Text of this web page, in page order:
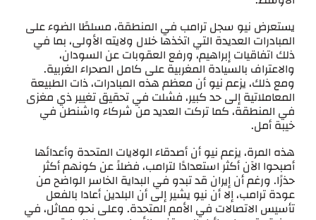
يستعرض نيو سجل ترامب في المنطقة، مسلطًا الضوء على
المبادرات العديدة التي اتخذها خلال ولايته الأولى، بما في
ذلك اتفاقيات إبراهيم، ورفع العقوبات عن السودان،
والاعتراف بالسيادة المغربية على كامل الصحراء الغربية.
ومع ذلك، يزعم نيو أن معظم هذه المبادرات، ذات الطبيعة
المعاملاتية إلى حد كبير، فشلت في تحقيق تغيير ذي مغزى
في المنطقة، كما تركت العديد من شركاء واشنطن في
خيبة أمل.
هذه المرة، يزعم نيو أن أصدقاء الولايات المتحدة وأعدائها
أصبحوا الآن أكثر استعدادًا لترامب، فضلاً عن كونهم أكثر
حذرًا. ورغم أن إيران قد تبدو في البداية الخاسر الواضح من
عودة ترامب، إلا أن نيو يشير إلى أن البلدين أعادا بالفعل
تأسيس الاتصالات في الأمم المتحدة. وعلى نحو مماثل، في